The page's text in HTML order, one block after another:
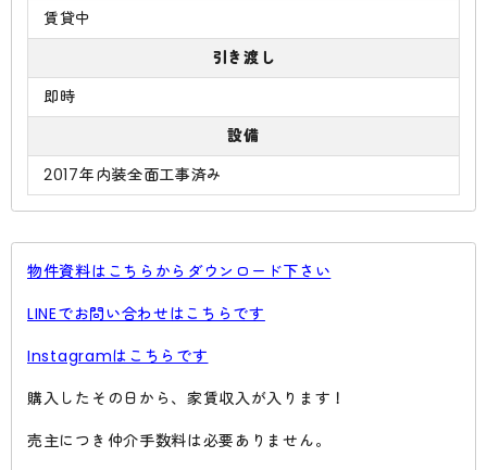
賃貸中
引き渡し
即時
設備
2017年内装全面工事済み
物件資料はこちらからダウンロード下さい
LINEでお問い合わせはこちらです
Instagramはこちらです
購入したその日から、家賃収入が入ります！
売主につき仲介手数料は必要ありません。